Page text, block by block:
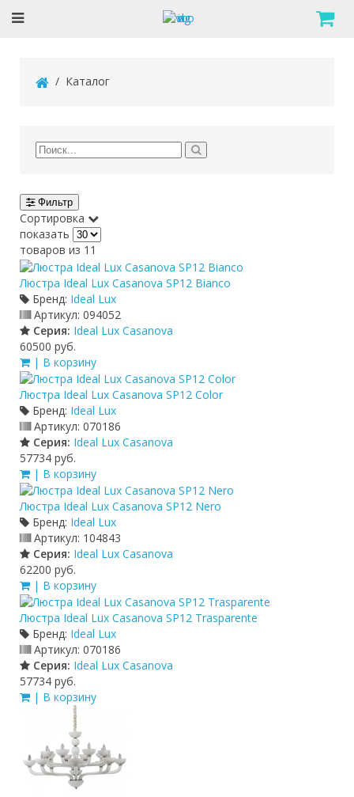
Каталог
Фильтр
Сортировка
показать
товаров из 11
Люстра Ideal Lux Casanova SP12 Bianco
Бренд: Ideal Lux
Артикул: 094052
Серия: Ideal Lux Casanova
60500 руб.
| В корзину
Люстра Ideal Lux Casanova SP12 Color
Бренд: Ideal Lux
Артикул: 070186
Серия: Ideal Lux Casanova
57734 руб.
| В корзину
Люстра Ideal Lux Casanova SP12 Nero
Бренд: Ideal Lux
Артикул: 104843
Серия: Ideal Lux Casanova
62200 руб.
| В корзину
Люстра Ideal Lux Casanova SP12 Trasparente
Бренд: Ideal Lux
Артикул: 070186
Серия: Ideal Lux Casanova
57734 руб.
| В корзину